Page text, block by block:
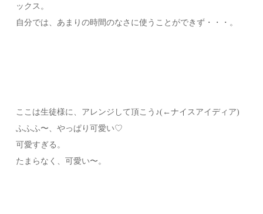
ックス。
自分では、あまりの時間のなさに使うことができず・・・。
ここは生徒様に、アレンジして頂こう♪(←ナイスアイディア)
ふふふ〜、やっぱり可愛い♡
可愛すぎる。
たまらなく、可愛い〜。